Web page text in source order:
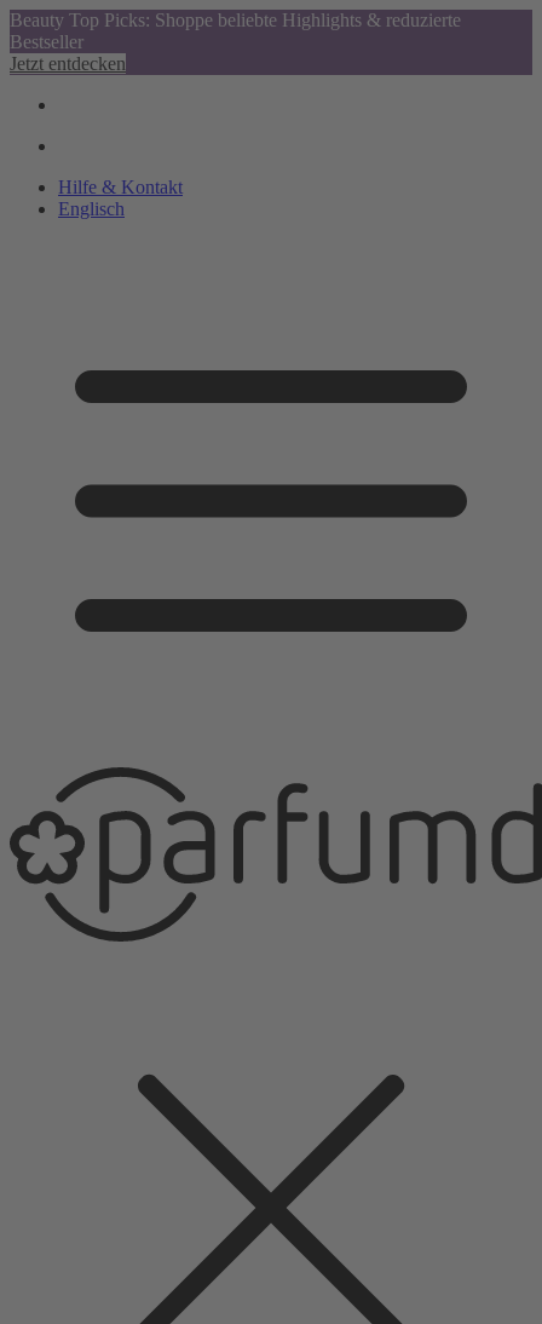
Beauty Top Picks: Shoppe beliebte Highlights & reduzierte
Bestseller
Jetzt entdecken
Hilfe & Kontakt
Englisch